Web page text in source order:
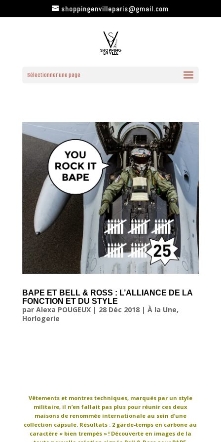
shoppingenvilleparis@gmail.com
Sélectionner une page
BAPE ET BELL & ROSS : L’ALLIANCE DE LA
FONCTION ET DU STYLE
par Alexa POUGEUX| 28 Déc 2018| À la Une,
Horlogerie
Vêtements et montres techniques, marqués par un style
militaire, il n’en fallait pas plus pour réunir ces deux
maisons de renommée internationale au sein d’une
collection capsule. Résultats : 2 garde-temps en carbone au
caractère « bien trempés » ! Découverte en images de la